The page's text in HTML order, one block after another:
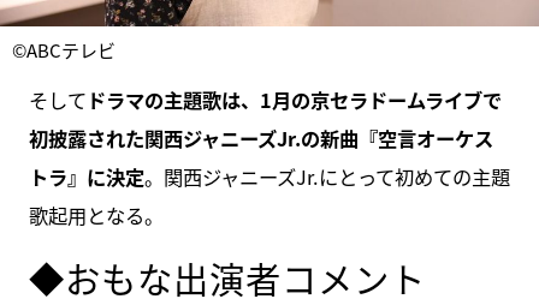
©ABCテレビ
そして ドラマの主題歌は、1月の京セラドームライブで
初披露された関西ジャニーズJr.の新曲『空言オーケス
トラ』に決定。関西ジャニーズJr.にとって初めての主題
歌起用となる。
◆おもな出演者コメント